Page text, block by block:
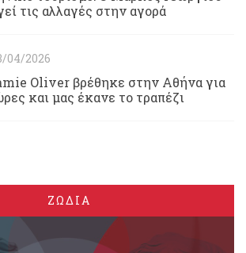
τις αλλαγές στην αγορά
04/2026
Oliver βρέθηκε στην Αθήνα για
και μας έκανε το τραπέζι
ΖΩΔΙΑ